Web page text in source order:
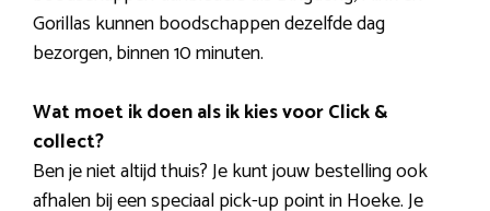
Gorillas kunnen boodschappen dezelfde dag
bezorgen, binnen 10 minuten.
Wat moet ik doen als ik kies voor Click &
collect?
Ben je niet altijd thuis? Je kunt jouw bestelling ook
afhalen bij een speciaal pick-up point in Hoeke. Je